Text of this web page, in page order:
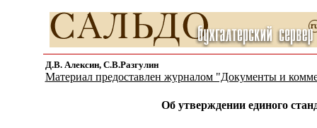
Д.В. Алексин, С.В.Разгулин
Материал предоставлен журналом "Документы и
Об утверждении единого